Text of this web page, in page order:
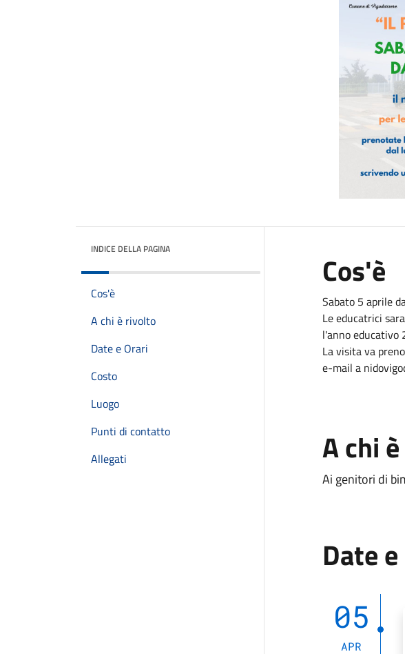
INDICE DELLA PAGINA
Cos'è
A chi è rivolto
Date e Orari
Costo
Luogo
Punti di contatto
Allegati
Cos'è
Sabato 5 aprile
Le educatrici
l'anno educativo
La visita va
e-mail a
A chi
Ai genitori di
Date
05
APR